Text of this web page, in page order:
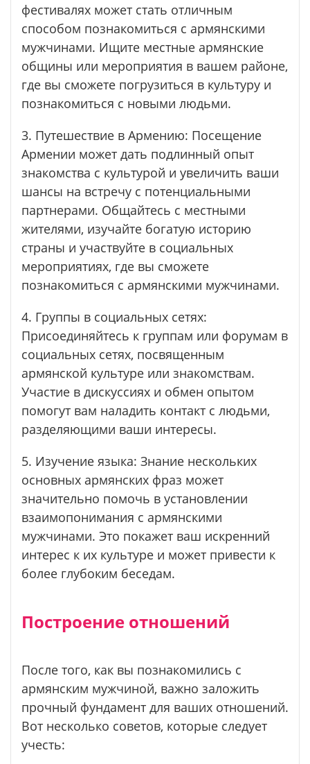
фестивалях может стать отличным
способом познакомиться с армянскими
мужчинами. Ищите местные армянские
общины или мероприятия в вашем районе,
где вы сможете погрузиться в культуру и
познакомиться с новыми людьми.
3. Путешествие в Армению: Посещение
Армении может дать подлинный опыт
знакомства с культурой и увеличить ваши
шансы на встречу с потенциальными
партнерами. Общайтесь с местными
жителями, изучайте богатую историю
страны и участвуйте в социальных
мероприятиях, где вы сможете
познакомиться с армянскими мужчинами.
4. Группы в социальных сетях:
Присоединяйтесь к группам или форумам в
социальных сетях, посвященным
армянской культуре или знакомствам.
Участие в дискуссиях и обмен опытом
помогут вам наладить контакт с людьми,
разделяющими ваши интересы.
5. Изучение языка: Знание нескольких
основных армянских фраз может
значительно помочь в установлении
взаимопонимания с армянскими
мужчинами. Это покажет ваш искренний
интерес к их культуре и может привести к
более глубоким беседам.
Построение отношений
После того, как вы познакомились с
армянским мужчиной, важно заложить
прочный фундамент для ваших отношений.
Вот несколько советов, которые следует
учесть: